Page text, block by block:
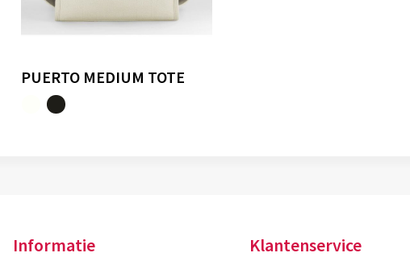
PUERTO MEDIUM TOTE
Informatie Klantenservice